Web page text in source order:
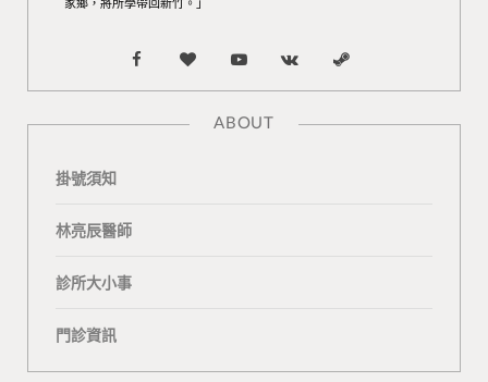
F
a
B
l
Y
o
V
K
S
t
ABOUT
掛號須知
林亮辰醫師
診所大小事
門診資訊